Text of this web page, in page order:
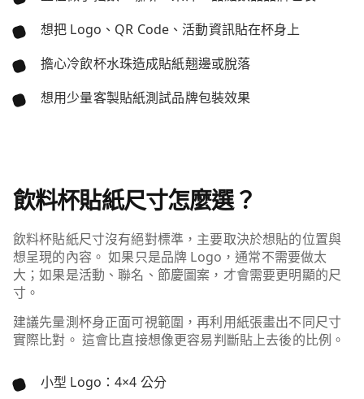
想把 Logo、QR Code、活動資訊貼在杯身上
擔心冷飲杯水珠造成貼紙翹邊或脫落
想用少量客製貼紙測試品牌包裝效果
飲料杯貼紙尺寸怎麼選？
飲料杯貼紙尺寸沒有絕對標準，主要取決於想貼的位置與
想呈現的內容。 如果只是品牌 Logo，通常不需要做太
大；如果是活動、聯名、節慶圖案，才會需要更明顯的尺
寸。
建議先量測杯身正面可視範圍，再利用紙張畫出不同尺寸
實際比對。 這會比直接想像更容易判斷貼上去後的比例。
小型 Logo：4×4 公分